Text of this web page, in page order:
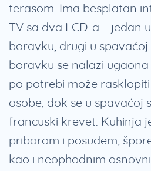
terasom. Ima besplatan
TV sa dva LCD-a – jedan
boravku, drugi u
boravku se nalazi
po potrebi može
osobe, dok se u spavaćoj
francuski krevet. Kuhinja
priborom i posuđem,
kao i neophodnim